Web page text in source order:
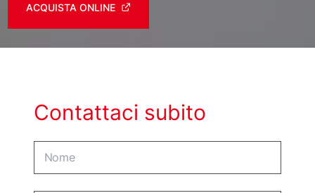
ACQUISTA ONLINE
Contattaci subito